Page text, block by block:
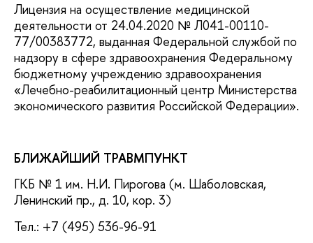
Лицензия на осуществление медицинской
деятельности от 24.04.2020 № Л041-00110-
77/00383772, выданная Федеральной службой по
надзору в сфере здравоохранения Федеральному
бюджетному учреждению здравоохранения
«Лечебно-реабилитационный центр Министерства
экономического развития Российской Федерации».
БЛИЖАЙШИЙ ТРАВМПУНКТ
ГКБ № 1 им. Н.И. Пирогова (м. Шаболовская,
Ленинский пр., д. 10, кор. 3)
Тел.: +7 (495) 536-96-91